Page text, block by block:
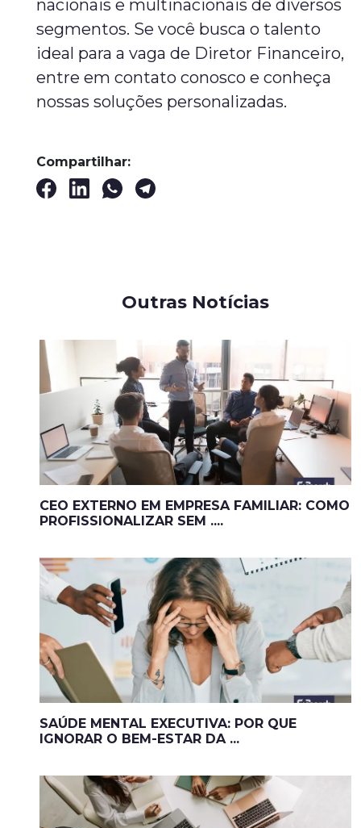
nacionais e multinacionais de diversos
segmentos. Se você busca o talento
ideal para a vaga de Diretor Financeiro,
entre em contato conosco e conheça
nossas soluções personalizadas.
Compartilhar:
Outras Notícias
CEO EXTERNO EM EMPRESA FAMILIAR: COMO
PROFISSIONALIZAR SEM ....
SAÚDE MENTAL EXECUTIVA: POR QUE
IGNORAR O BEM-ESTAR DA ...